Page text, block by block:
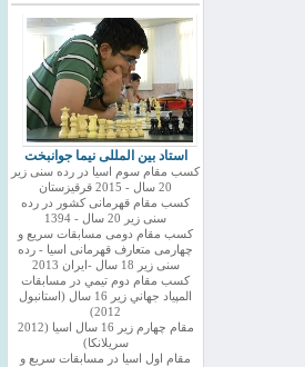
استاد بین المللی نیما جوانبخت
کسب مقام سوم اسیا در رده سنی زیر
20 سال - 2015 قرقیزستان
کسب مقام قهرمانی کشور در رده
سنی زیر 20 سال - 1394
کسب مقام دومی مسابقات سریع و
چهارمی متعارف قهرمانی اسیا - رده
سنی زیر 18 سال -ایران 2013
كسب مقام دوم تيمي در مسابقات
المپياد جهاني زير 16 سال (استانبول
2012)
مقام چهارم زير 16 سال اسيا (2012
سريلانكا)
مقام اول اسيا در مسابقات سريع و